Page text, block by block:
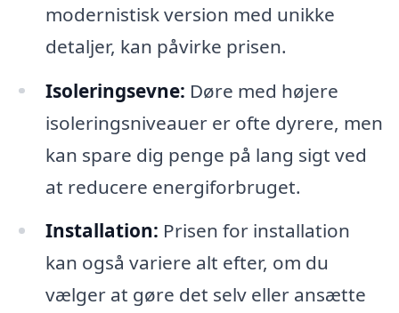
modernistisk version med unikke
detaljer, kan påvirke prisen.
Isoleringsevne: Døre med højere
isoleringsniveauer er ofte dyrere, men
kan spare dig penge på lang sigt ved
at reducere energiforbruget.
Installation: Prisen for installation
kan også variere alt efter, om du
vælger at gøre det selv eller ansætte